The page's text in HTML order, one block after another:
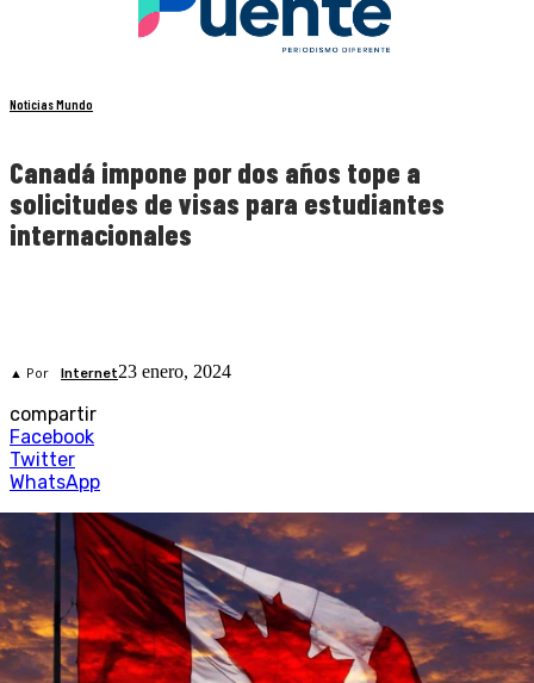
Noticias Mundo
Canadá impone por dos años tope a
solicitudes de visas para estudiantes
internacionales
▲ Por Internet23 enero, 2024
compartir
Facebook
Twitter
WhatsApp